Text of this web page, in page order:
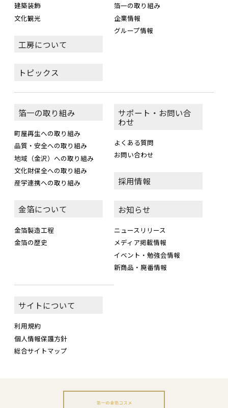
建築装飾
文化観光
工房について
トピックス
箔一の取り組み
企業情報
グループ情報
箔一の取り組み
町屋再生への取り組み
品質・安全への取り組み
地域（金沢）への取り組み
文化財保全への取り組み
産学連携への取り組み
金箔について
金箔製造工程
金箔の歴史
サポート・お問い合
わせ
よくある質問
お問い合わせ
採用情報
お知らせ
ニュースリリース
メディア掲載情報
イベント・勉強会情報
新商品・廃番情報
サイトについて
利用規約
個人情報保護方針
総合サイトマップ